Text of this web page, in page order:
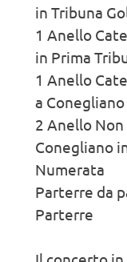
in Tribuna
1 Anello
in Prima
1 Anello
a
2 Anello Non
Conegliano
Numerata
Parterre da
Parterre